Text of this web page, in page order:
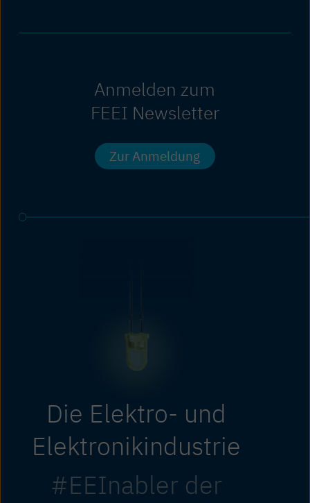
Anmelden zum
FEEI Newsletter
Zur Anmeldung
Die Elektro- und
Elektronikindustrie
#EEInabler der